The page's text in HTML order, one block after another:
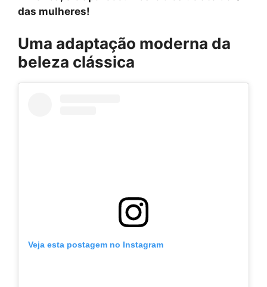
das mulheres!
Uma adaptação moderna da
beleza clássica
Veja esta postagem no Instagram